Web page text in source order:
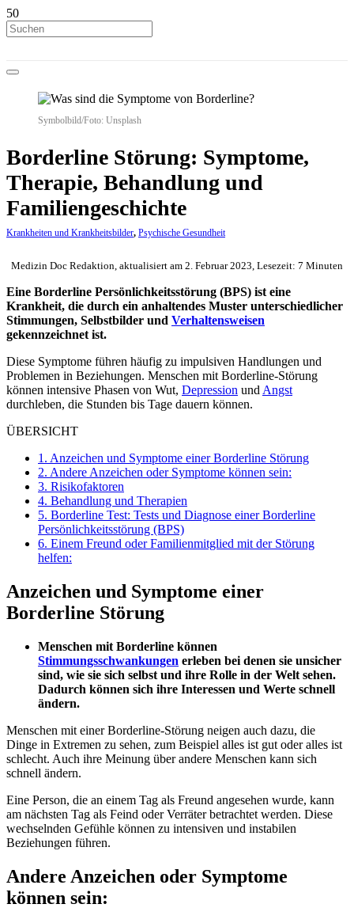
Symbolbild/Foto: Unsplash
Borderline Störung: Symptome,
Therapie, Behandlung und
Familiengeschichte
Krankheiten und Krankheitsbilder, Psychische Gesundheit
Medizin Doc Redaktion, aktualisiert am 2. Februar 2023, Lesezeit: 7 Minuten
Eine Borderline Persönlichkeitsstörung (BPS) ist eine
Krankheit, die durch ein anhaltendes Muster unterschiedlicher
Stimmungen, Selbstbilder und Verhaltensweisen
gekennzeichnet ist.
Diese Symptome führen häufig zu impulsiven Handlungen und
Problemen in Beziehungen. Menschen mit Borderline-Störung
können intensive Phasen von Wut, Depression und Angst
durchleben, die Stunden bis Tage dauern können.
ÜBERSICHT
1. Anzeichen und Symptome einer Borderline Störung
2. Andere Anzeichen oder Symptome können sein:
3. Risikofaktoren
4. Behandlung und Therapien
5. Borderline Test: Tests und Diagnose einer Borderline
Persönlichkeitsstörung (BPS)
6. Einem Freund oder Familienmitglied mit der Störung
helfen:
Anzeichen und Symptome einer
Borderline Störung
Menschen mit Borderline können
Stimmungsschwankungen erleben bei denen sie unsicher
sind, wie sie sich selbst und ihre Rolle in der Welt sehen.
Dadurch können sich ihre Interessen und Werte schnell
ändern.
Menschen mit einer Borderline-Störung neigen auch dazu, die
Dinge in Extremen zu sehen, zum Beispiel alles ist gut oder alles ist
schlecht. Auch ihre Meinung über andere Menschen kann sich
schnell ändern.
Eine Person, die an einem Tag als Freund angesehen wurde, kann
am nächsten Tag als Feind oder Verräter betrachtet werden. Diese
wechselnden Gefühle können zu intensiven und instabilen
Beziehungen führen.
Andere Anzeichen oder Symptome
können sein: